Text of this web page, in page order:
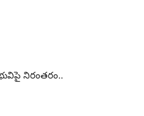
నిరంతరం..